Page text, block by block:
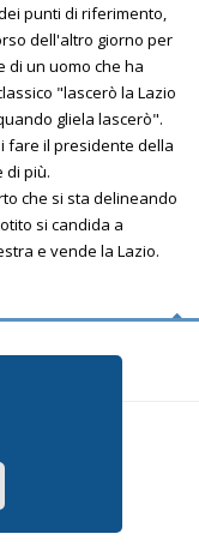
punti di riferimento,
dell'altro giorno per
di un uomo che ha
"lascerò la Lazio
gliela lascerò".
fare il presidente della
di più.
che si sta delineando
si candida a
e vende la Lazio.